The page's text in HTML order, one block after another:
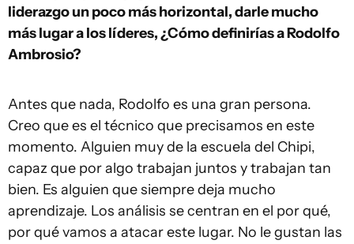
liderazgo un poco más horizontal, darle mucho
más lugar a los líderes, ¿Cómo definirías a Rodolfo
Ambrosio?
Antes que nada, Rodolfo es una gran persona.
Creo que es el técnico que precisamos en este
momento. Alguien muy de la escuela del Chipi,
capaz que por algo trabajan juntos y trabajan tan
bien. Es alguien que siempre deja mucho
aprendizaje. Los análisis se centran en el por qué,
por qué vamos a atacar este lugar. No le gustan las